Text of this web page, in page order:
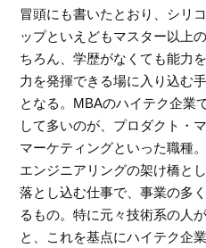
冒頭にも書いたとおり、シリ
ップといえどもマスター以上
ちろん、学歴がなくても能力
力を発揮できる場に入り込む
となる。MBAのハイテク企業
して多いのが、プロダクト・
マーケティングといった職種
エンジニアリングの架け橋と
落とし込む仕事で、事業の多
るもの。特に元々技術系の人
と、これを基点にハイテク企